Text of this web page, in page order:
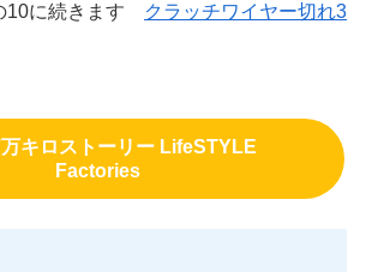
10に続きます クラッチワイヤー切れ3
キロストーリー LifeSTYLE
Factories